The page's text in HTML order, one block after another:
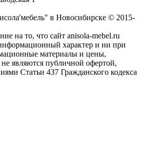
в Новосибирске © 2015-
на то, что сайт anisola-mebel.ru
характер и ни при
материалы и цены,
являются публичной офертой,
Статьи 437 Гражданского кодекса